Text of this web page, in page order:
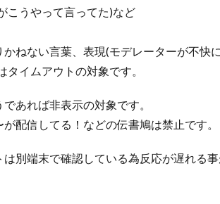
こうやって言ってた)など
ねない言葉、表現(モデレーターが不快
イムアウトの対象です。
あれば非表示の対象です。
配信してる！などの伝書鳩は禁止です。
別端末で確認している為反応が遅れる